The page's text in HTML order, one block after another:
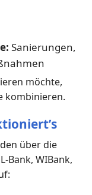
Sanierungen,
möchte,
kombinieren.
über die
Bank, WIBank,